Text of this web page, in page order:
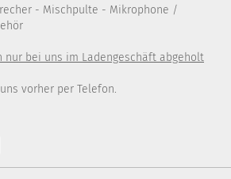
- Mischpulte - Mikrophone /
nur bei uns im Ladengeschäft abgeholt
vorher per Telefon.